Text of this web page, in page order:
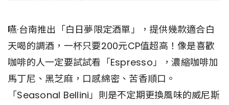
嚥·台南推出「白日夢限定酒單」，提供幾款適合白
天喝的調酒，一杯只要200元CP值超高！像是喜歡
咖啡的人一定要試試看「Espresso」，濃縮咖啡加
馬丁尼、黑芝麻，口感綿密、苦香順口。
「Seasonal Bellini」則是不定期更換風味的威尼斯